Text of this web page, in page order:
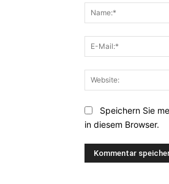
Speichern Sie
in diesem Browser.